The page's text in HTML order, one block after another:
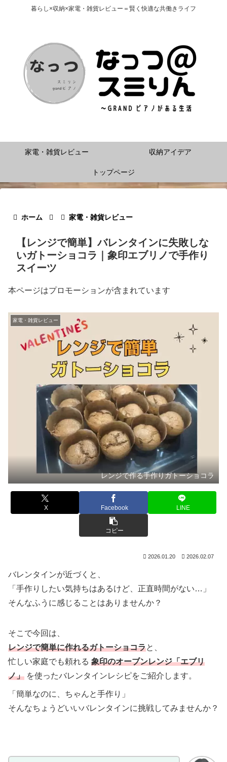
暮らし×収納×家電・雑貨レビュー＝賢く快適な共働きライフ
家電・雑貨レビュー 収納アイデア
トップページ
ホーム 家電・雑貨レビュー
【レンジで簡単】バレンタインに失敗しな
いガトーショコラ｜象印エブリノで手作り
スイーツ
本ページはプロモーションが含まれています
家電・雑貨レビュー
レンジで作る手作りガトーショコラ
X Facebook LINE
コピー
2026.01.20 2026.02.07
バレンタインが近づくと、
「手作りしたい気持ちはあるけど、正直時間がない…」
そんなふうに感じることはありませんか？
そこで今回は、
レンジで簡単に作れるガトーショコラと、
忙しい家庭でも頼れる 象印のオーブンレンジ「エブリ
ノ」 を使ったバレンタインレシピをご紹介します。
「簡単なのに、ちゃんと手作り」
そんなちょうどいいバレンタインに挑戦してみませんか？